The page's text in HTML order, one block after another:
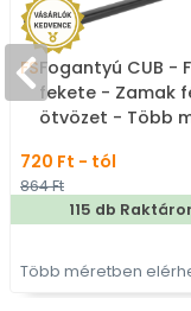
FSFogantyú CUB -
fekete - Zamak
ötvözet - Több
bútorfogantyú
720 Ft - tól
864 Ft
115 db
Több méretben